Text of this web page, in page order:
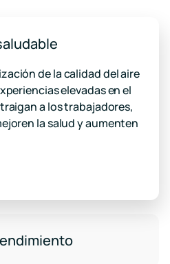
de la calidad del aire
elevadas en el
a los trabajadores,
la salud y aumenten